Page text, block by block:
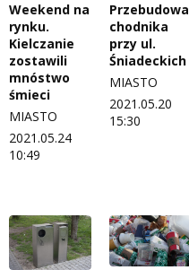
Weekend na
rynku.
Kielczanie
zostawili
mnóstwo
śmieci
MIASTO
2021.05.24
10:49
Przebudowa
chodnika
przy ul.
Śniadeckich
MIASTO
2021.05.20
15:30